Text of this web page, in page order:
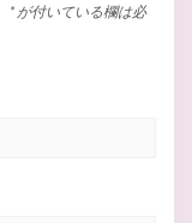
* が付いている欄は必